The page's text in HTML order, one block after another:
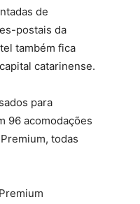
de
postais da
também fica
catarinense.
para
96 acomodações
todas